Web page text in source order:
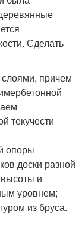
Сделать
слоями, причем
текучести
опоры
доски разной
и
уровнем;
из бруса.